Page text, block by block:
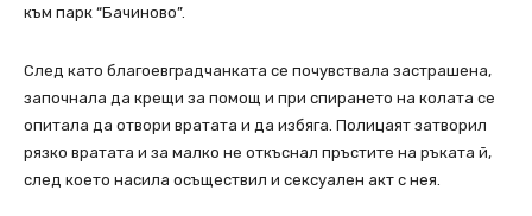
към парк “Бачиново”.
След като благоевградчанката се почувствала застрашена,
започнала да крещи за помощ и при спирането на колата се
опитала да отвори вратата и да избяга. Полицаят затворил
рязко вратата и за малко не откъснал пръстите на ръката й,
след което насила осъществил и сексуален акт с нея.